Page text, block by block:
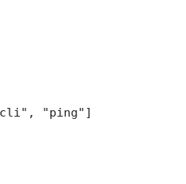
cli", "ping"]